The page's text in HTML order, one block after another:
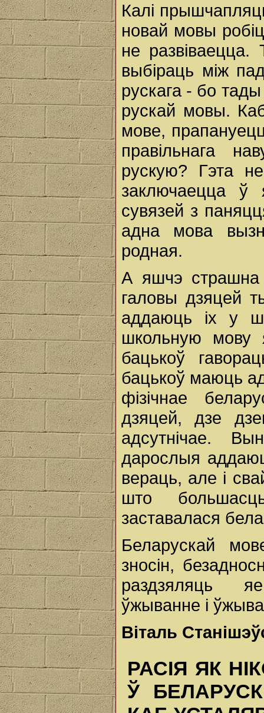
Калі
новай мовы
не
выбіраць між
рускага - бо
рускай мовы.
мове,
правільнага
рускую? Гэта
заключаецца ў
сувязей з
адна мова
родная.
А яшчэ страшна
галовы дзяцей
аддаюць іх у
школьную мову
бацькоў
бацькоў маюць
фізічнае
дзяцей, дзе
адсутнічае.
дарослыя
вераць, але і
што
заставалася
Беларускай
зносін,
раздзяляць
ўжыванне і
Віталь
РАСІЯ ЯК
Ў